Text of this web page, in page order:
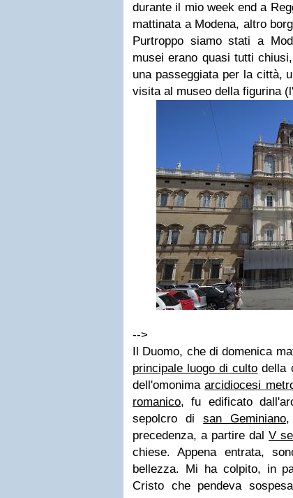
durante il mio week end a
mattinata a Modena, altro
Purtroppo siamo stati a
musei erano quasi tutti
una passeggiata per la città,
visita al museo della figurina
-->
Il Duomo, che di domenica
principale luogo di culto della
dell'omonimaarcidiocesi
romanico, fu edificato
sepolcro di san Geminiano,
precedenza, a partire dal V
chiese. Appena entrata,
bellezza. Mi ha colpito, in
Cristo che pendeva